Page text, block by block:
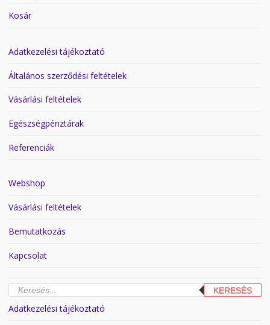
Kosár
Adatkezelési tájékoztató
Általános szerződési feltételek
Vásárlási feltételek
Egészségpénztárak
Referenciák
Webshop
Vásárlási feltételek
Bemutatkozás
Kapcsolat
Products
search KERESÉS
Adatkezelési tájékoztató